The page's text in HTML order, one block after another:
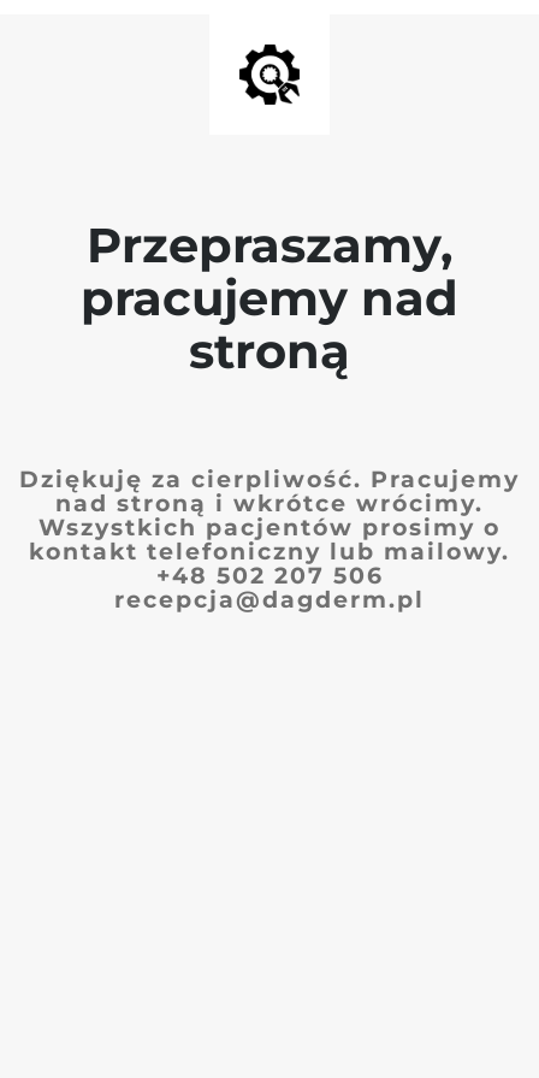
Przepraszamy,
pracujemy nad
stroną
Dziękuję za cierpliwość. Pracujemy
nad stroną i wkrótce wrócimy.
Wszystkich pacjentów prosimy o
kontakt telefoniczny lub mailowy.
+48 502 207 506
recepcja@dagderm.pl